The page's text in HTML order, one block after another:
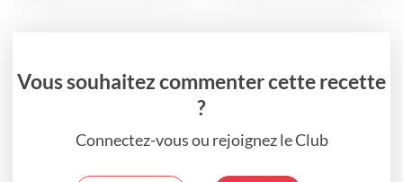
Vous souhaitez commenter cette recette
?
Connectez-vous ou rejoignez le Club